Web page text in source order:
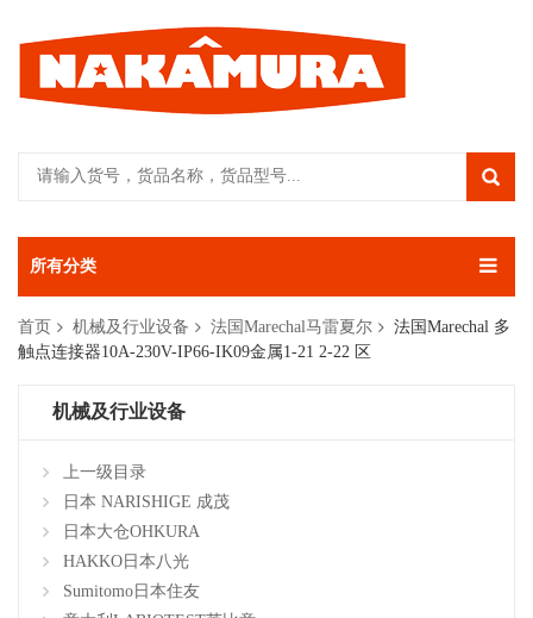
所有分类
首页 机械及行业设备 法国Marechal马雷夏尔
法国Marechal 多
触点连接器10A-230V-IP66-IK09金属1-21 2-22 区
机械及行业设备
上一级目录
日本 NARISHIGE 成茂
日本大仓OHKURA
HAKKO日本八光
Sumitomo日本住友